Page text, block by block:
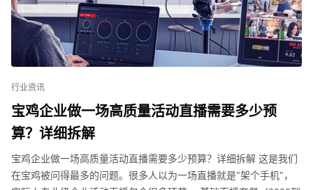
行业资讯
宝鸡企业做一场高质量活动直播需要多少预
算？详细拆解
宝鸡企业做一场高质量活动直播需要多少预算？详细拆解 这是我们
在宝鸡被问得最多的问题。很多人以为一场直播就是"架个手机"，